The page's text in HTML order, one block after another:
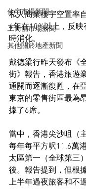
住宅市場新聞
工商舖市場新聞
其他關於地產新聞
私人商業樓宇空置率
4年在10%以上，反
時消化。
戴德梁行昨天發布《
街》報告，香港旅遊
通關而逐漸復甦，在
東京的零售街區最為
據了6席。
當中，香港尖沙咀（
每年每平方呎11.6萬
太區第一（全球第三
後。報告提到，但根
上半年過夜旅客和不